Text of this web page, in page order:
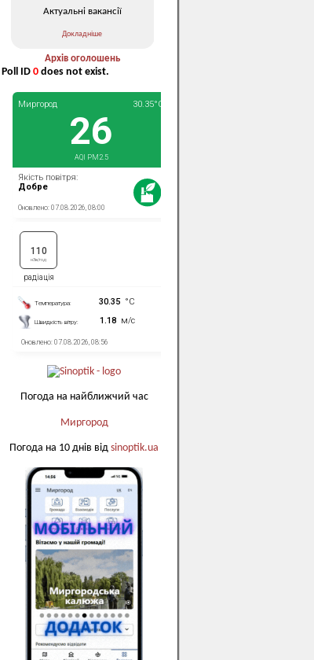
Актуальні вакансії
Докладніше
Архів оголошень
Poll ID 0 does not exist.
Погода на найближчий час
Миргород
Погода на 10 днів від sinoptik.ua